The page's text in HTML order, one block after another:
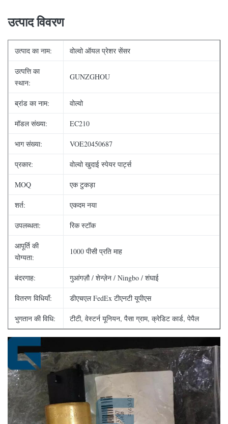
उत्पाद विवरण
उत्पाद का नाम: वोल्वो ऑयल प्रेशर सेंसर
उत्पत्ति का
स्थान:
GUNZGHOU
ब्रांड का नाम: वोल्वो
मॉडल संख्या: EC210
भाग संख्या: VOE20450687
प्रकार: वोल्वो खुदाई स्पेयर पार्ट्स
MOQ एक टुकड़ा
शर्त: एकदम नया
उपलब्धता: रिक स्टॉक
आपूर्ति की
योग्यता:
1000 पीसी प्रति माह
बंदरगाह: गुआंगज़ौ / शेन्ज़ेन / Ningbo / शंघाई
वितरण विधियाँ: डीएचएल FedEx टीएनटी यूपीएस
भुगतान की विधि: टीटी, वेस्टर्न यूनियन, पैसा ग्राम, क्रेडिट कार्ड, पेपैल